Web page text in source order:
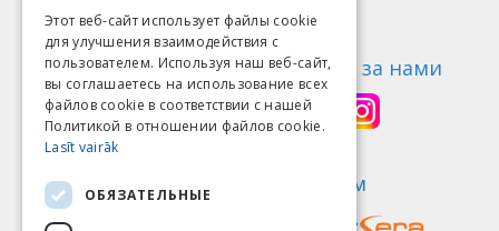
Возврат товара
О нас
Контакты
Правила пользования
Политика конфиденциальности
Следи за нами
Найди нас Мы принимаем
LITHUANIAN
ESTONIAN
RUSSIAN
Этот веб-сайт использует файлы cookie
для улучшения взаимодействия с
пользователем. Используя наш веб-сайт,
вы соглашаетесь на использование всех
файлов cookie в соответствии с нашей
Политикой в ​​отношении файлов cookie.
Lasīt vairāk
ОБЯЗАТЕЛЬНЫЕ